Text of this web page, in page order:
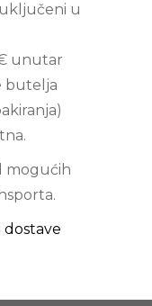
u
unutar
butelja
mogućih
dostave